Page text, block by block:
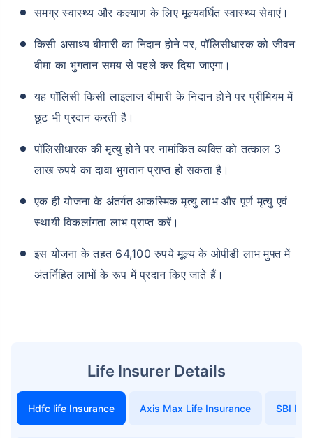
समग्र स्वास्थ्य और कल्याण के लिए मूल्यवर्धित स्वास्थ्य सेवाएं।
किसी असाध्य बीमारी का निदान होने पर, पॉलिसीधारक को जीवन
बीमा का भुगतान समय से पहले कर दिया जाएगा।
यह पॉलिसी किसी लाइलाज बीमारी के निदान होने पर प्रीमियम में
छूट भी प्रदान करती है।
पॉलिसीधारक की मृत्यु होने पर नामांकित व्यक्ति को तत्काल 3
लाख रुपये का दावा भुगतान प्राप्त हो सकता है।
एक ही योजना के अंतर्गत आकस्मिक मृत्यु लाभ और पूर्ण मृत्यु एवं
स्थायी विकलांगता लाभ प्राप्त करें।
इस योजना के तहत 64,100 रुपये मूल्य के ओपीडी लाभ मुफ्त में
अंतर्निहित लाभों के रूप में प्रदान किए जाते हैं।
Life Insurer Details
Hdfc life Insurance Axis Max Life Insurance SBI